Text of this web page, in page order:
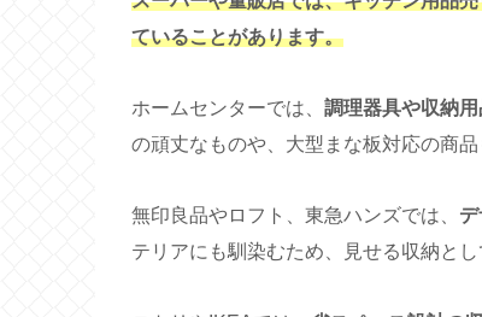
ていることがあります。
ホームセンターでは、 調理器具や収納
の頑丈なものや、大型まな板対応の商品
無印良品やロフト、東急ハンズでは、
テリアにも馴染むため、見せる収納と